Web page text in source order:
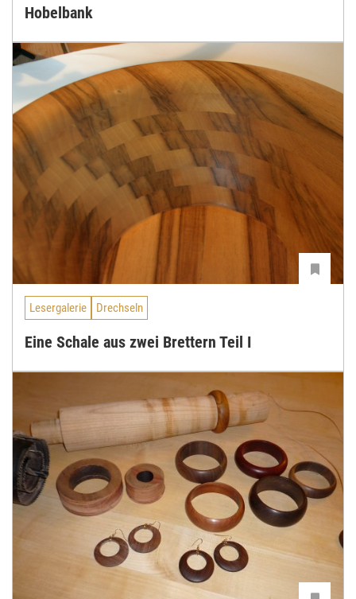
Hobelbank
Lesergalerie Drechseln
Eine Schale aus zwei Brettern Teil I